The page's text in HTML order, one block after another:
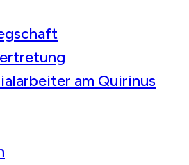
am Quirinus